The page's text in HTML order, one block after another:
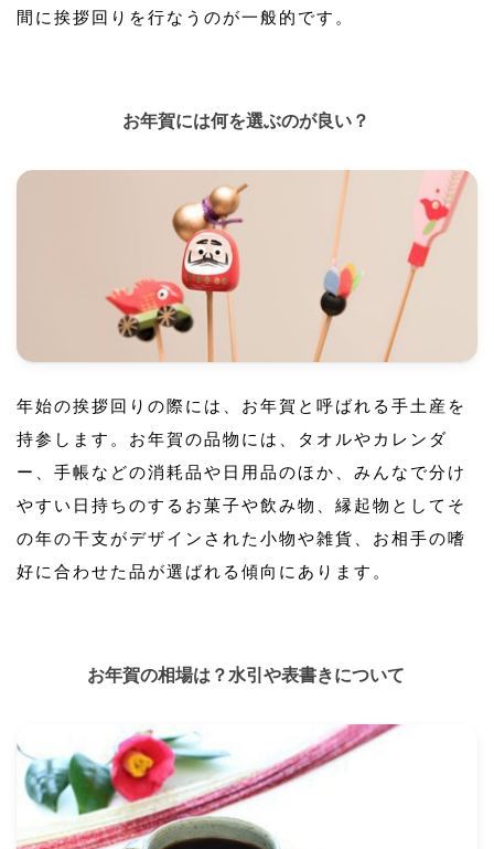
間に挨拶回りを行なうのが一般的です。
お年賀には何を選ぶのが良い？
年始の挨拶回りの際には、お年賀と呼ばれる手土産を
持参します。お年賀の品物には、タオルやカレンダ
ー、手帳などの消耗品や日用品のほか、みんなで分け
やすい日持ちのするお菓子や飲み物、縁起物としてそ
の年の干支がデザインされた小物や雑貨、お相手の嗜
好に合わせた品が選ばれる傾向にあります。
お年賀の相場は？水引や表書きについて